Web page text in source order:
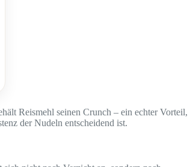
Reismehl seinen Crunch – ein echter Vorteil,
der Nudeln entscheidend ist.